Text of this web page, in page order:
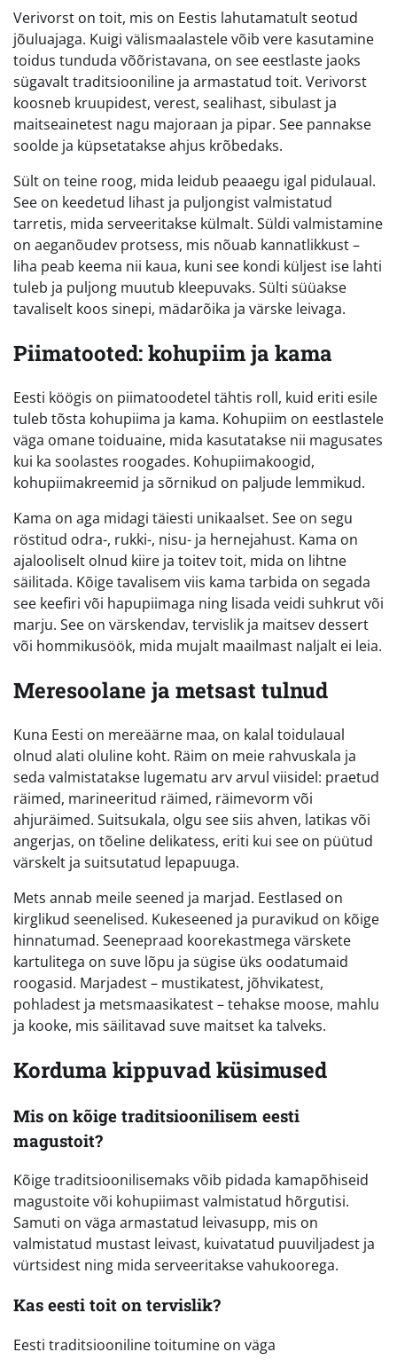
Verivorst on toit, mis on Eestis lahutamatult seotud
jõuluajaga. Kuigi välismaalastele võib vere kasutamine
toidus tunduda võõristavana, on see eestlaste jaoks
sügavalt traditsiooniline ja armastatud toit. Verivorst
koosneb kruupidest, verest, sealihast, sibulast ja
maitseainetest nagu majoraan ja pipar. See pannakse
soolde ja küpsetatakse ahjus krõbedaks.
Sült on teine roog, mida leidub peaaegu igal pidulaual.
See on keedetud lihast ja puljongist valmistatud
tarretis, mida serveeritakse külmalt. Süldi valmistamine
on aeganõudev protsess, mis nõuab kannatlikkust –
liha peab keema nii kaua, kuni see kondi küljest ise lahti
tuleb ja puljong muutub kleepuvaks. Sülti süüakse
tavaliselt koos sinepi, mädarõika ja värske leivaga.
Piimatooted: kohupiim ja kama
Eesti köögis on piimatoodetel tähtis roll, kuid eriti esile
tuleb tõsta kohupiima ja kama. Kohupiim on eestlastele
väga omane toiduaine, mida kasutatakse nii magusates
kui ka soolastes roogades. Kohupiimakoogid,
kohupiimakreemid ja sõrnikud on paljude lemmikud.
Kama on aga midagi täiesti unikaalset. See on segu
röstitud odra-, rukki-, nisu- ja hernejahust. Kama on
ajalooliselt olnud kiire ja toitev toit, mida on lihtne
säilitada. Kõige tavalisem viis kama tarbida on segada
see keefiri või hapupiimaga ning lisada veidi suhkrut või
marju. See on värskendav, tervislik ja maitsev dessert
või hommikusöök, mida mujalt maailmast naljalt ei leia.
Meresoolane ja metsast tulnud
Kuna Eesti on mereäärne maa, on kalal toidulaual
olnud alati oluline koht. Räim on meie rahvuskala ja
seda valmistatakse lugematu arv arvul viisidel: praetud
räimed, marineeritud räimed, räimevorm või
ahjuräimed. Suitsukala, olgu see siis ahven, latikas või
angerjas, on tõeline delikatess, eriti kui see on püütud
värskelt ja suitsutatud lepapuuga.
Mets annab meile seened ja marjad. Eestlased on
kirglikud seenelised. Kukeseened ja puravikud on kõige
hinnatumad. Seenepraad koorekastmega värskete
kartulitega on suve lõpu ja sügise üks oodatumaid
roogasid. Marjadest – mustikatest, jõhvikatest,
pohladest ja metsmaasikatest – tehakse moose, mahlu
ja kooke, mis säilitavad suve maitset ka talveks.
Korduma kippuvad küsimused
Mis on kõige traditsioonilisem eesti
magustoit?
Kõige traditsioonilisemaks võib pidada kamapõhiseid
magustoite või kohupiimast valmistatud hõrgutisi.
Samuti on väga armastatud leivasupp, mis on
valmistatud mustast leivast, kuivatatud puuviljadest ja
vürtsidest ning mida serveeritakse vahukoorega.
Kas eesti toit on tervislik?
Eesti traditsiooniline toitumine on väga